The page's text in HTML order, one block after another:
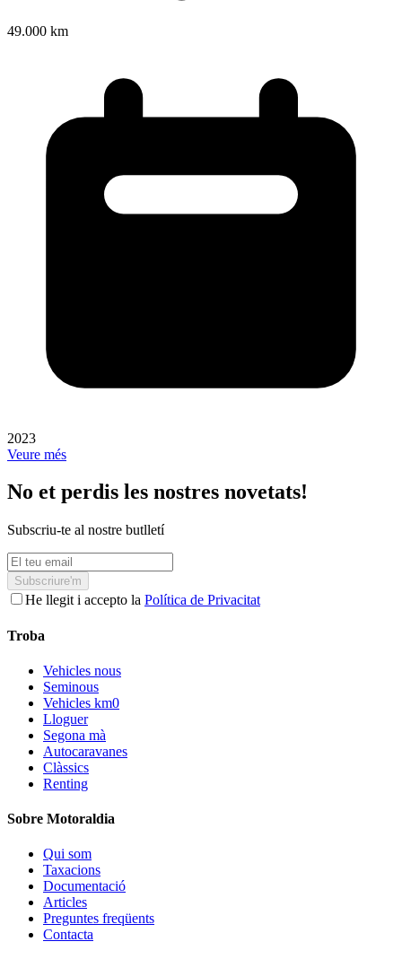
49.000 km
2023
Veure més
No et perdis les nostres novetats!
Subscriu-te al nostre butlletí
Subscriure'm
He llegit i accepto la Política de Privacitat
Troba
Vehicles nous
Seminous
Vehicles km0
Lloguer
Segona mà
Autocaravanes
Clàssics
Renting
Sobre Motoraldia
Qui som
Taxacions
Documentació
Articles
Preguntes freqüents
Contacta